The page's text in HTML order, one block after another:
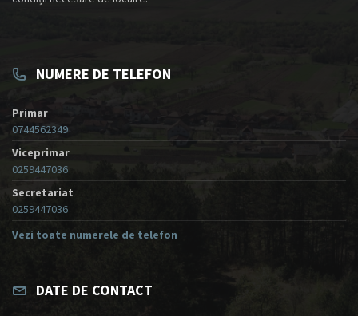
NUMERE DE TELEFON
Primar
0744562349
Viceprimar
0259447036
Secretariat
0259447036
Vezi toate numerele de telefon
DATE DE CONTACT